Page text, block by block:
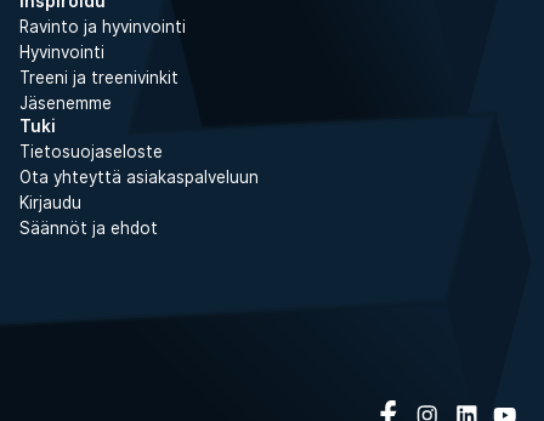
Ravinto ja hyvinvointi
Hyvinvointi
Treeni ja treenivinkit
Jäsenemme
Tuki
Tietosuojaseloste
Ota yhteyttä asiakaspalveluun
Kirjaudu
Säännöt ja ehdot